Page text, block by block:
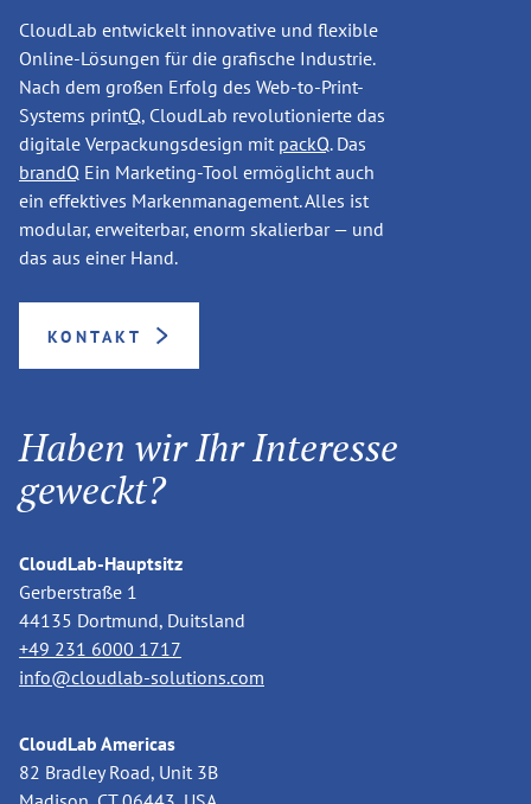
CloudLab entwickelt innovative und flexible
Online-Lösungen für die grafische Industrie.
Nach dem großen Erfolg des Web-to-Print-
Systems printQ, CloudLab revolutionierte das
digitale Verpackungsdesign mit packQ. Das
brandQ Ein Marketing-Tool ermöglicht auch
ein effektives Markenmanagement. Alles ist
modular, erweiterbar, enorm skalierbar — und
das aus einer Hand.
KONTAKT
Haben wir Ihr Interesse
geweckt?
CloudLab-Hauptsitz
Gerberstraße 1
44135 Dortmund, Duitsland
+49 231 6000 1717
info@cloudlab-solutions.com
CloudLab Americas
82 Bradley Road, Unit 3B